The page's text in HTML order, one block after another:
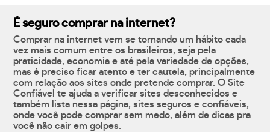
É seguro comprar na internet?
Comprar na internet vem se tornando um hábito cada
vez mais comum entre os brasileiros, seja pela
praticidade, economia e até pela variedade de opções,
mas é preciso ficar atento e ter cautela, principalmente
com relação aos sites onde pretende comprar. O Site
Confiável te ajuda a verificar sites desconhecidos e
também lista nessa página, sites seguros e confiáveis,
onde você pode comprar sem medo, além de dicas pra
você não cair em golpes.